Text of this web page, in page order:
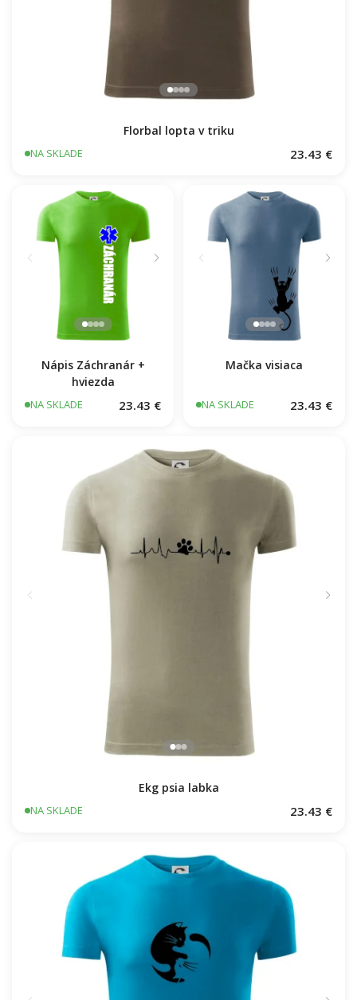
Florbal lopta v triku
NA SKLADE 23.43 €
Nápis Záchranár +
hviezda
Mačka visiaca